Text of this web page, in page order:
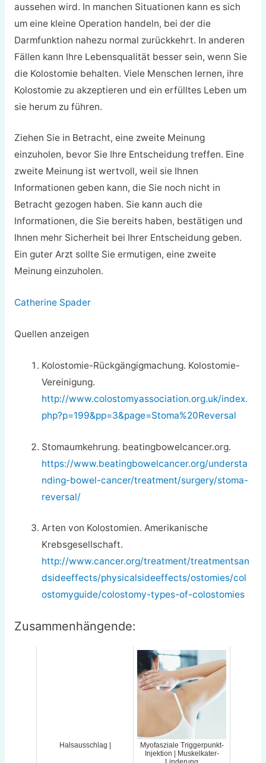
aussehen wird. In manchen Situationen kann es sich
um eine kleine Operation handeln, bei der die
Darmfunktion nahezu normal zurückkehrt. In anderen
Fällen kann Ihre Lebensqualität besser sein, wenn Sie
die Kolostomie behalten. Viele Menschen lernen, ihre
Kolostomie zu akzeptieren und ein erfülltes Leben um
sie herum zu führen.
Ziehen Sie in Betracht, eine zweite Meinung
einzuholen, bevor Sie Ihre Entscheidung treffen. Eine
zweite Meinung ist wertvoll, weil sie Ihnen
Informationen geben kann, die Sie noch nicht in
Betracht gezogen haben. Sie kann auch die
Informationen, die Sie bereits haben, bestätigen und
Ihnen mehr Sicherheit bei Ihrer Entscheidung geben.
Ein guter Arzt sollte Sie ermutigen, eine zweite
Meinung einzuholen.
Catherine Spader
Quellen anzeigen
Kolostomie-Rückgängigmachung. Kolostomie-
Vereinigung.
http://www.colostomyassociation.org.uk/index.
php?p=199&pp=3&page=Stoma%20Reversal
Stomaumkehrung. beatingbowelcancer.org.
https://www.beatingbowelcancer.org/understa
nding-bowel-cancer/treatment/surgery/stoma-
reversal/
Arten von Kolostomien. Amerikanische
Krebsgesellschaft.
http://www.cancer.org/treatment/treatmentsan
dsideeffects/physicalsideeffects/ostomies/col
ostomyguide/colostomy-types-of-colostomies
Zusammenhängende:
Halsausschlag |
Myofasziale Triggerpunkt-
Injektion | Muskelkater-